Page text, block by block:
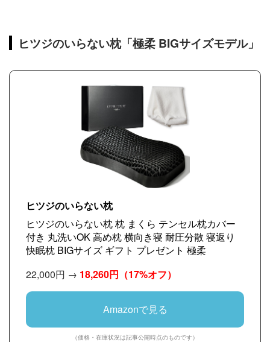
ヒツジのいらない枕「極柔 BIGサイズモデル」
ヒツジのいらない枕
ヒツジのいらない枕 枕 まくら テンセル枕カバー
付き 丸洗いOK 高め枕 横向き寝 耐圧分散 寝返り
快眠枕 BIGサイズ ギフト プレゼント 極柔
22,000円 → 18,260円 （17%オフ）
Amazonで見る
（価格・在庫状況は記事公開時点のものです）